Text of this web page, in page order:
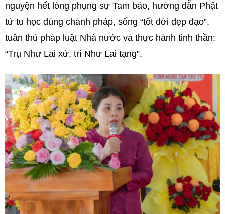
nguyện hết lòng phụng sự Tam bảo, hướng dẫn Phật
tử tu học đúng chánh pháp, sống “tốt đời đẹp đạo”,
tuân thủ pháp luật Nhà nước và thực hành tinh thần:
“Trụ Như Lai xứ, trì Như Lai tạng”.